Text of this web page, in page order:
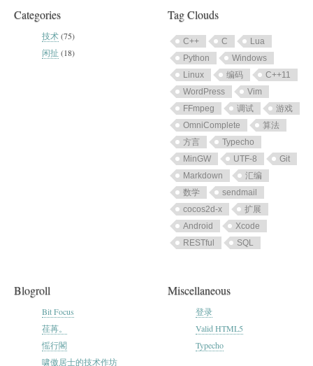
Categories
技术(75)
闲扯 (18)
Tag Clouds
C++ C
Lua
Python
Windows
Linux
编码
C++11
WordPress
Vim
FFmpeg
调试
游戏
OmniComplete
算法
方言
Typecho
MinGW
UTF-8
Git
Markdown
汇编
数学
sendmail
cocos2d-x
扩展
Android
Xcode
RESTful
SQL
Blogroll
Bit Focus
荏苒。
愮行閣
啸傲居士的技术作坊
Miscellaneous
登录
Valid HTML5
Typecho